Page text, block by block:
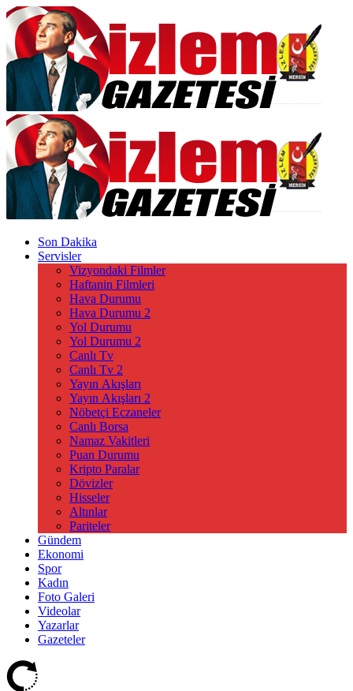
Son Dakika
Servisler
Vizyondaki Filmler
Haftanin Filmleri
Hava Durumu
Hava Durumu 2
Yol Durumu
Yol Durumu 2
Canlı Tv
Canlı Tv 2
Yayın Akışları
Yayın Akışları 2
Nöbetçi Eczaneler
Canlı Borsa
Namaz Vakitleri
Puan Durumu
Kripto Paralar
Dövizler
Hisseler
Altınlar
Pariteler
Gündem
Ekonomi
Spor
Kadın
Foto Galeri
Videolar
Yazarlar
Gazeteler